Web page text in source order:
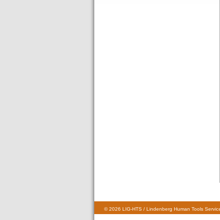
© 2026 LIG-HTS / Lindenberg Human Tools